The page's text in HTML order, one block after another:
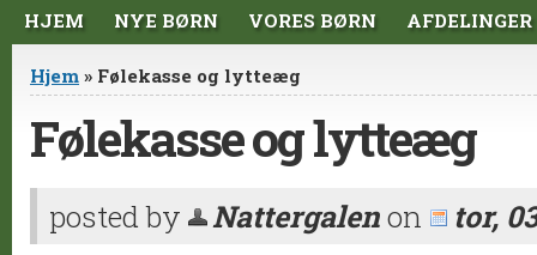
HJEM NYE BØRN VORES BØRN AFDELINGER
Du er her
Hjem » Følekasse og lytteæg
Følekasse og lytteæg
posted by Nattergalenon tor,